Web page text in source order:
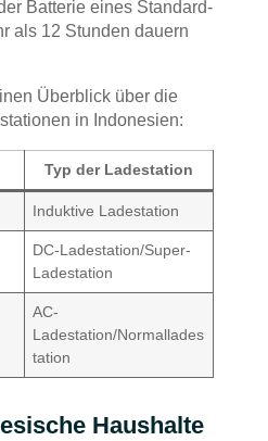
Batterie eines Standard-
als 12 Stunden dauern
Überblick über die
in Indonesien:
Typ der Ladestation
Induktive Ladestation
DC-Ladestation/Super-
Ladestation
AC-
Ladestation/Normallades
tation
Haushalte